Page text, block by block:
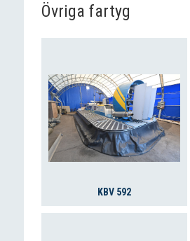
Övriga fartyg
KBV 592